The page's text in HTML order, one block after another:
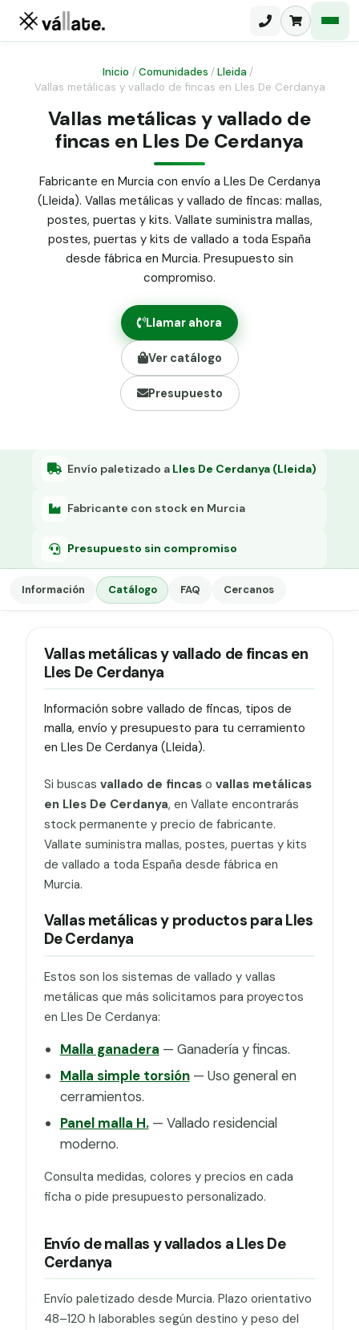
Malla ganadera
Malla simple torsión
Malla triple torsión
Panel malla H.
Puerta abatible dos hojas
Puerta acceso peatonal
Poste malla Hércules
Poste malla simple torsión
Alambre de espino galvanizado
Abrazadera PVC malla H.
Grapa malla H.
Grapadora
Tensor galvanizado
Inicio /Comunidades /Lleida /
Vallas metálicas y vallado de fincas en Lles De Cerdanya
Vallas metálicas y vallado de
fincas en Lles De Cerdanya
Fabricante en Murcia con envío a Lles De Cerdanya
(Lleida). Vallas metálicas y vallado de fincas: mallas,
postes, puertas y kits. Vallate suministra mallas,
postes, puertas y kits de vallado a toda España
desde fábrica en Murcia. Presupuesto sin
compromiso.
Llamar ahora
Ver catálogo
Presupuesto
Envío paletizado a Lles De Cerdanya (Lleida)
Fabricante con stock en Murcia
Presupuesto sin compromiso
Información Catálogo FAQ Cercanos
Vallas metálicas y vallado de fincas en
Lles De Cerdanya
Información sobre vallado de fincas, tipos de
malla, envío y presupuesto para tu cerramiento
en Lles De Cerdanya (Lleida).
Si buscas vallado de fincaso vallas metálicas
en Lles De Cerdanya, en Vallate encontrarás
stock permanente y precio de fabricante.
Vallate suministra mallas, postes, puertas y kits
de vallado a toda España desde fábrica en
Murcia.
Vallas metálicas y productos para Lles
De Cerdanya
Estos son los sistemas de vallado y vallas
metálicas que más solicitamos para proyectos
en Lles De Cerdanya:
Malla ganadera — Ganadería y fincas.
Malla simple torsión— Uso general en
cerramientos.
Panel malla H.— Vallado residencial
moderno.
Consulta medidas, colores y precios en cada
ficha o pide presupuesto personalizado.
Envío de mallas y vallados a Lles De
Cerdanya
Envío paletizado desde Murcia. Plazo orientativo
48–120 h laborables según destino y peso del